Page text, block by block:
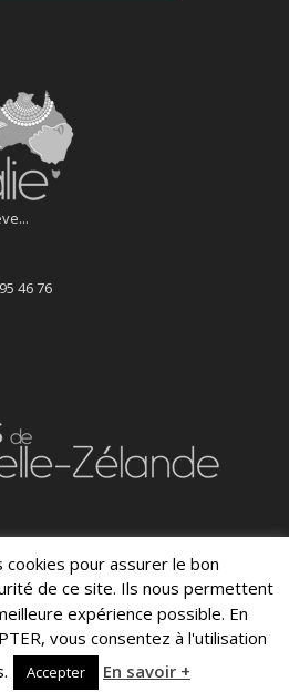
46 76
réservés
de vente
des cookies
cookies pour assurer le bon
de ce site. Ils nous permettent
expérience possible. En
vous consentez à l'utilisation
Accepter En savoir +